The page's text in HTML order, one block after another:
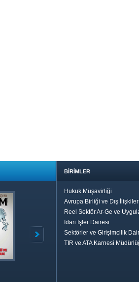
BİRİMLER
Hukuk Müşavirliği
Avrupa Birliği ve Dış
Reel Sektör Ar-Ge ve
İdari İşler Dairesi
Sektörler ve Girişimcilik
TIR ve ATA Karnesi